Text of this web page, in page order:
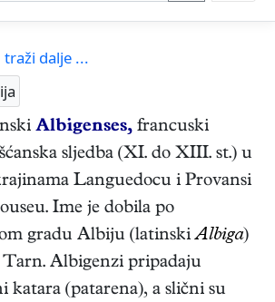
traži dalje ...
Albigenses, francuski
sljedba (XI. do XIII. st.) u
Languedocu i Provansi
Ime je dobila po
gradu Albiju (latinskiAlbiga)
Albigenzi pripadaju
katara (patarena), a slični su